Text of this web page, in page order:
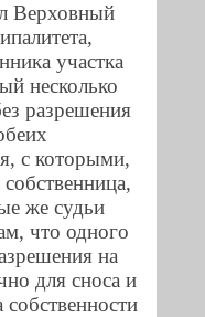
Верховный
участка
несколько
разрешения
с которыми,
же судьи
что одного
на
для сноса и
собственности